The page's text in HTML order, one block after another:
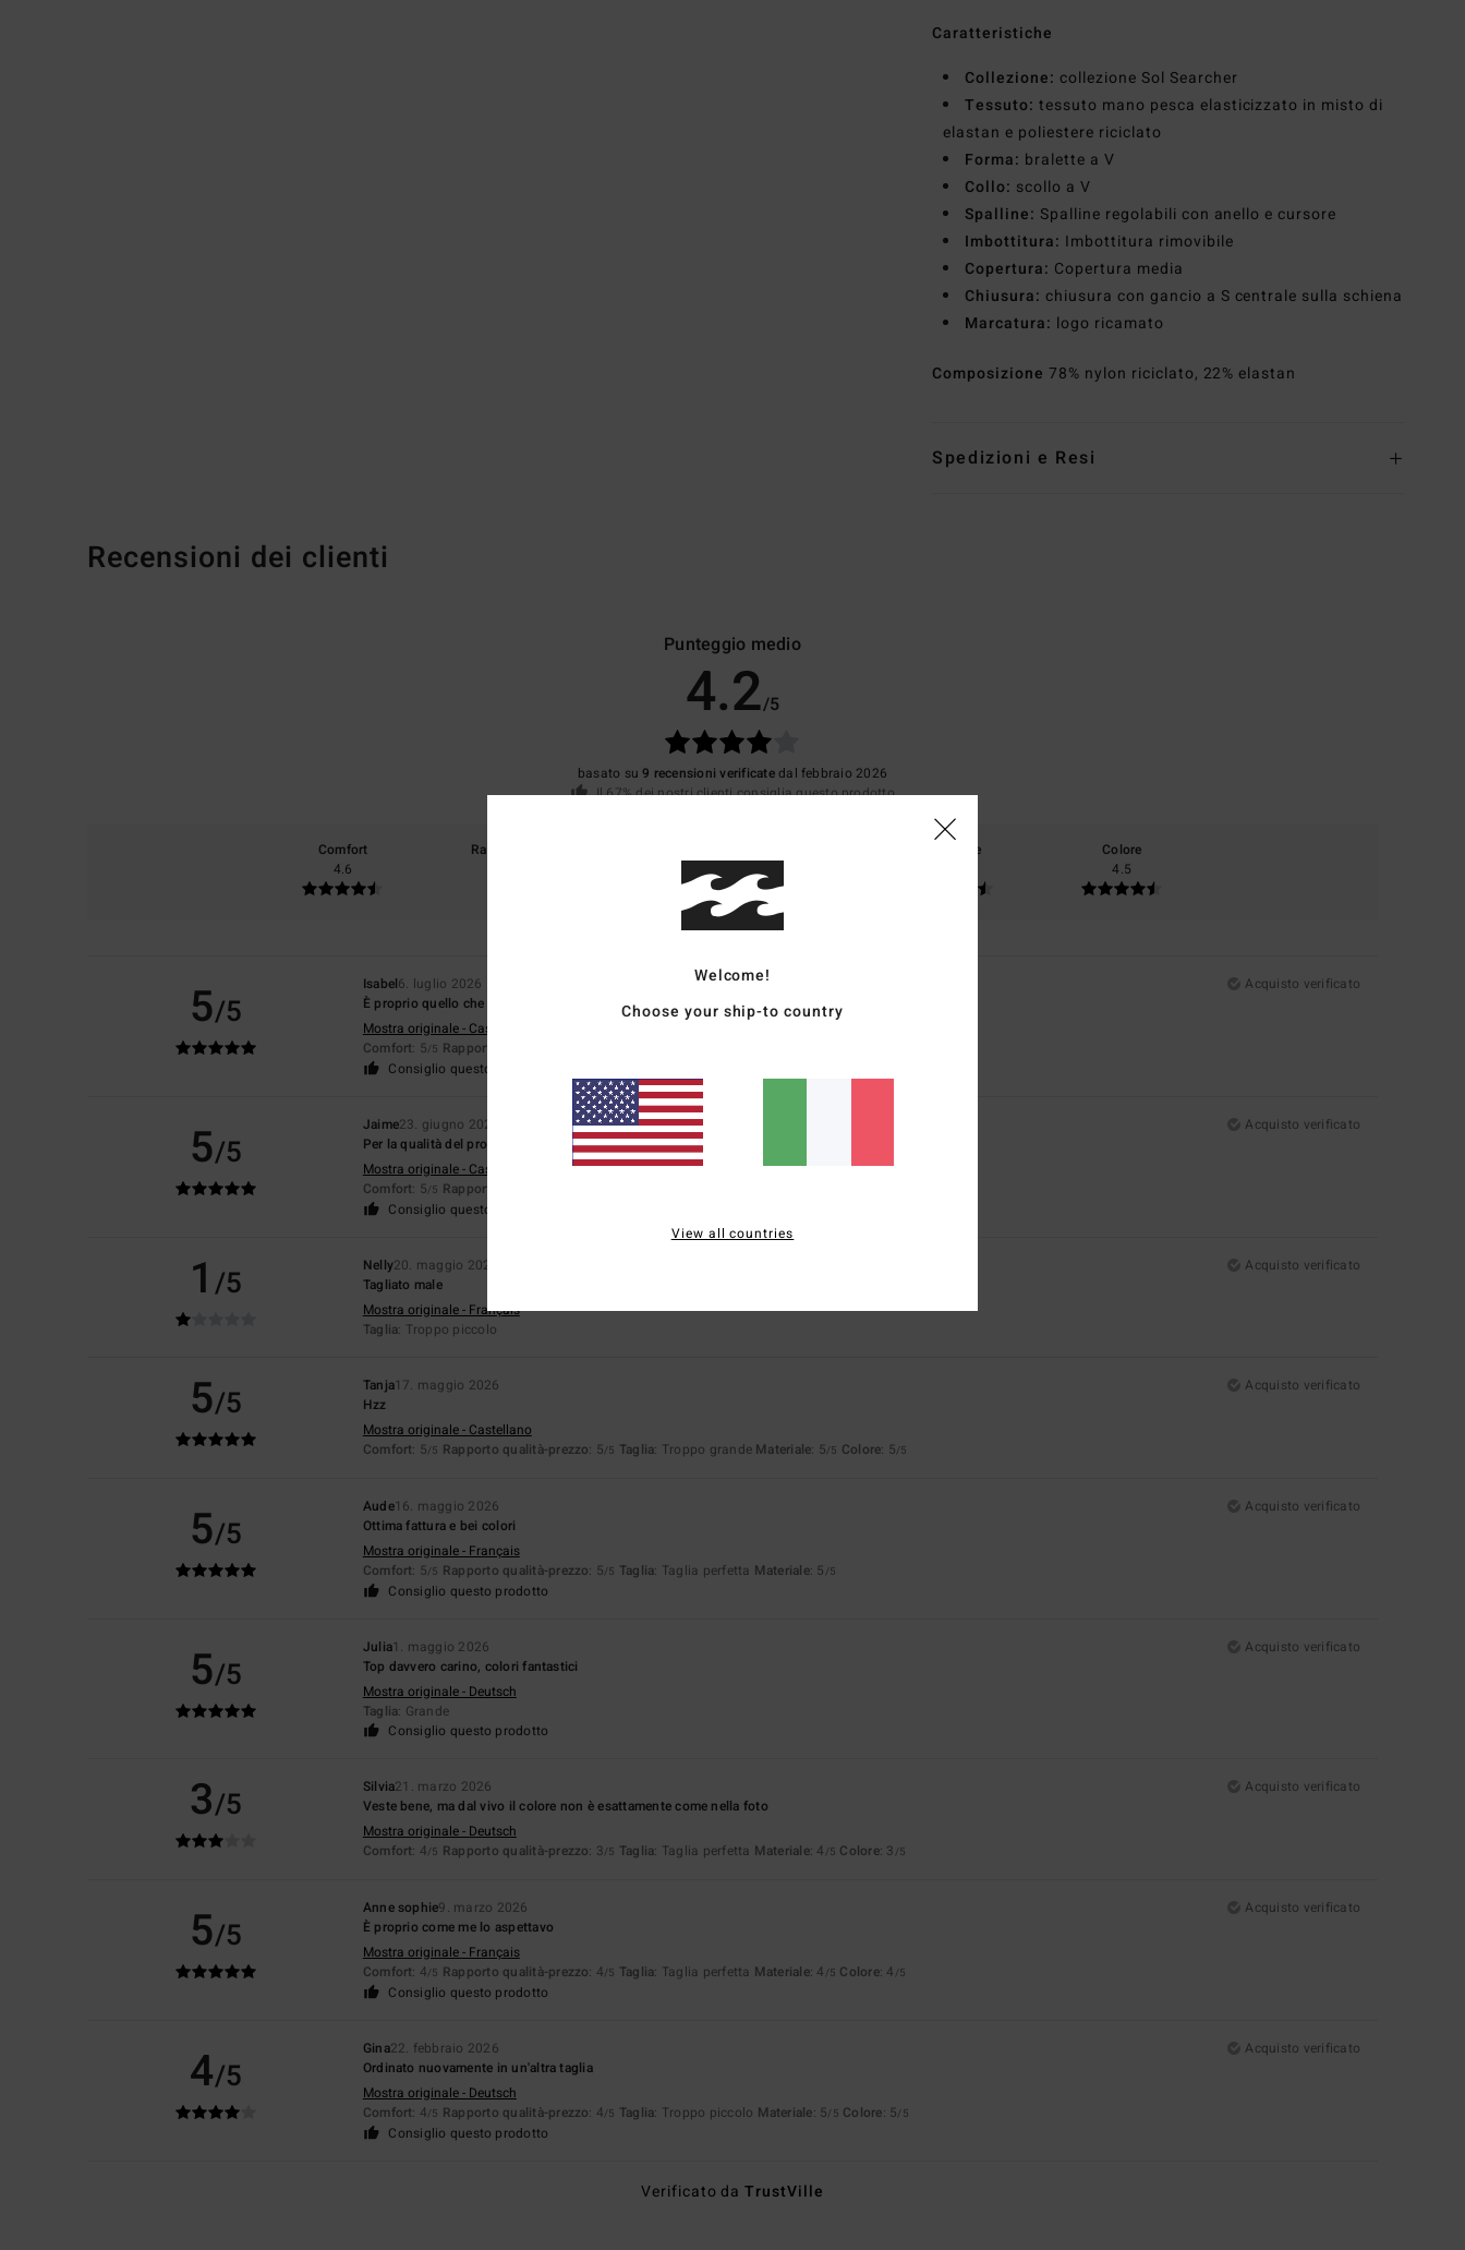
Caratteristiche
Collezione: collezione Sol Searcher
Tessuto: tessuto mano pesca elasticizzato in misto di
elastan e poliestere riciclato
Forma: bralette a V
Collo: scollo a V
Spalline: Spalline regolabili con anello e cursore
Imbottitura: Imbottitura rimovibile
Copertura: Copertura media
Chiusura: chiusura con gancio a S centrale sulla schiena
Marcatura: logo ricamato
Composizione 78% nylon riciclato, 22% elastan
Spedizioni e Resi
Recensioni dei clienti
Punteggio medio
4.2/5
basato su9 recensioni verificatedal febbraio 2026
Il 67% dei nostri clienti consiglia questo prodotto
Comfort
4.6
Rapporto qualità-prezzo
Troppo piccoloTroppo grande
Materiale
Colore
4.5
5/5
Isabel6. luglio 2026
Acquisto verificato
È proprio quello che cercavo
Mostra originale - Castellano
Comfort: 5/5 Rapporto qualità-prezzo
Consiglio questo prodotto
5/5
Jaime23. giugno 2026
Acquisto verificato
Per la qualità del prodotto e per il design
Mostra originale - Castellano
Comfort: 5/5 Rapporto qualità-prezzo
Consiglio questo prodotto
1 /5 Nelly20. maggio 2026
Acquisto verificato
Tagliato male
Mostra originale - Français
Taglia: Troppo piccolo
5/5 Tanja17. maggio 2026
Acquisto verificato
Hzz
Mostra originale - Castellano
Comfort: 5/5 Rapporto qualità-prezzo: 5/5 Taglia: Troppo grande Materiale: 5/5 Colore: 5/5
5/5
Aude16. maggio 2026
Acquisto verificato
Ottima fattura e bei colori
Mostra originale - Français
Comfort: 5/5 Rapporto qualità-prezzo: 5/5 Taglia: Taglia perfetta Materiale: 5 /5
Consiglio questo prodotto
5/5
Julia1. maggio 2026
Acquisto verificato
Top davvero carino, colori fantastici
Mostra originale - Deutsch
Taglia: Grande
Consiglio questo prodotto
3/5 Silvia21. marzo 2026
Acquisto verificato
Veste bene, ma dal vivo il colore non è esattamente come nella foto
Mostra originale - Deutsch
Comfort: 4/5 Rapporto qualità-prezzo: 3/5 Taglia: Taglia perfetta Materiale: 4 /5 Colore: 3 /5
5/5
Anne sophie9. marzo 2026
Acquisto verificato
È proprio come me lo aspettavo
Mostra originale - Français
Comfort: 4/5 Rapporto qualità-prezzo: 4/5 Taglia: Taglia perfetta Materiale: 4 /5 Colore: 4 /5
Consiglio questo prodotto
4/5
Gina22. febbraio 2026
Acquisto verificato
Ordinato nuovamente in un'altra taglia
Mostra originale - Deutsch
Comfort: 4/5 Rapporto qualità-prezzo: 4/5 Taglia: Troppo piccolo Materiale: 5/5 Colore: 5/5
Consiglio questo prodotto
Verificato daTrustVille
Welcome!
Choose your ship-to country
View all countries